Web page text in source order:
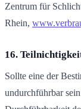
Zentrum für
Rhein,
16.
Sollte eine der
undurchführbar